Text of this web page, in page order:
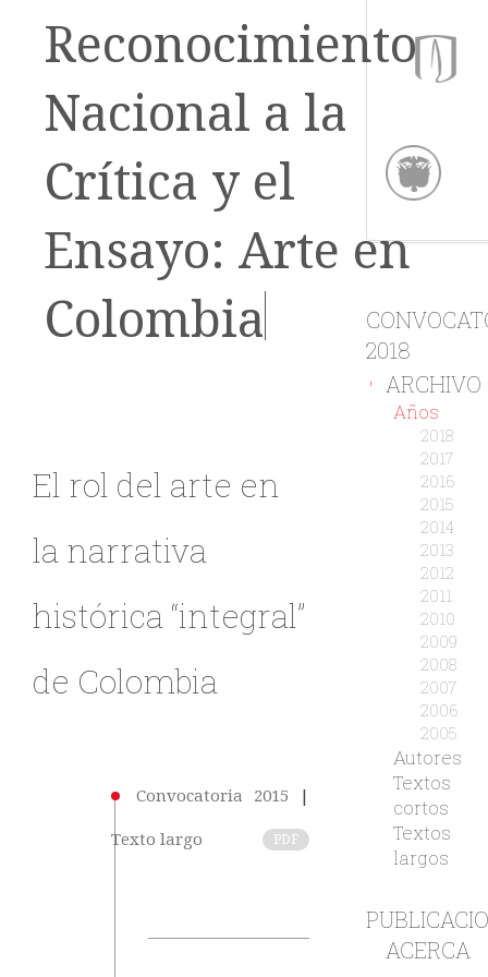
2018
- ARCHIVO
Años
2018
2017
2016
2015
2014
2013
2012
2011
2010
2009
2008
2007
2006
2005
Autores
Textos
cortos
Textos
largos
ACERCA
Reconocimiento
Nacional a la
Crítica y el
Ensayo: Arte en
Colombia
El rol del arte en
la narrativa
histórica “integral”
de Colombia
Convocatoria 2015 |
Texto largo PDF